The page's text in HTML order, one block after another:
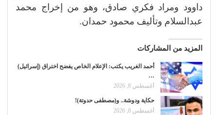
داوود ومراد فكري صادق، وهو من إخراج محمد
عبدالسلام وتأليف محمود حمدان.
المزيد من المشاركات
أحمد الغريب يكتب: الإعلام الخاص يفضح اختراق (إسرائيل)
…
أغسطس 8, 2026
حكاية ودوشة.. و(مصطفى حدوتة)!
أغسطس 8, 2026